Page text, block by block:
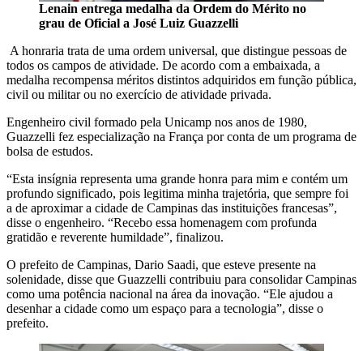
Lenain entrega medalha da Ordem do Mérito no
grau de Oficial a José Luiz Guazzelli
A honraria trata de uma ordem universal, que distingue pessoas de
todos os campos de atividade. De acordo com a embaixada, a
medalha recompensa méritos distintos adquiridos em função pública,
civil ou militar ou no exercício de atividade privada.
Engenheiro civil formado pela Unicamp nos anos de 1980,
Guazzelli fez especialização na França por conta de um programa de
bolsa de estudos.
“Esta insígnia representa uma grande honra para mim e contém um
profundo significado, pois legitima minha trajetória, que sempre foi
a de aproximar a cidade de Campinas das instituições francesas”,
disse o engenheiro. “Recebo essa homenagem com profunda
gratidão e reverente humildade”, finalizou.
O prefeito de Campinas, Dario Saadi, que esteve presente na
solenidade, disse que Guazzelli contribuiu para consolidar Campinas
como uma potência nacional na área da inovação. “Ele ajudou a
desenhar a cidade como um espaço para a tecnologia”, disse o
prefeito.